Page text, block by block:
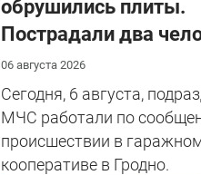
обрушились плиты.
Пострадали два
06 августа 2026
Сегодня, 6 августа,
МЧС работали по
происшествии в
кооперативе в Гродно.